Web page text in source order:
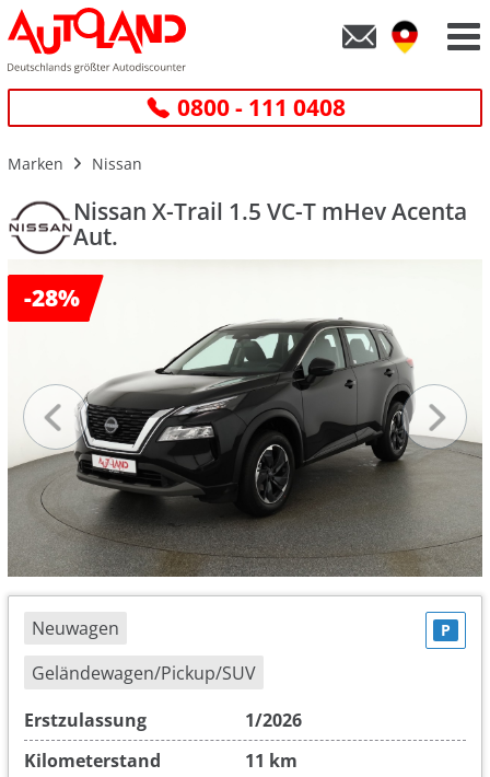
0800 - 111 0408
Marken Nissan
Nissan X-Trail 1.5 VC-T mHev Acenta
Aut.
-28%
Neuwagen
Geländewagen/Pickup/SUV
P
Erstzulassung
1/2026
Kilometerstand
11 km